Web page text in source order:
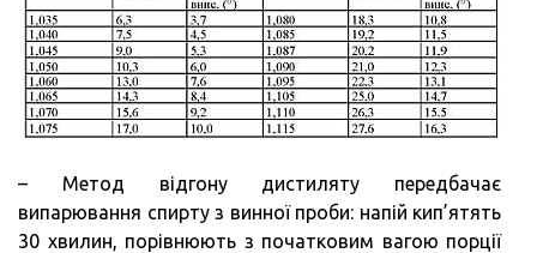
– Метод відгону дистиляту передбачає
випарювання спирту з винної проби: напій кип’ятять
30 хвилин, порівнюють з початковим вагою порції